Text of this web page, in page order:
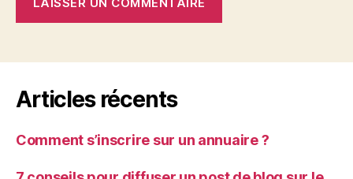
Articles récents
Comment s’inscrire sur un annuaire ?